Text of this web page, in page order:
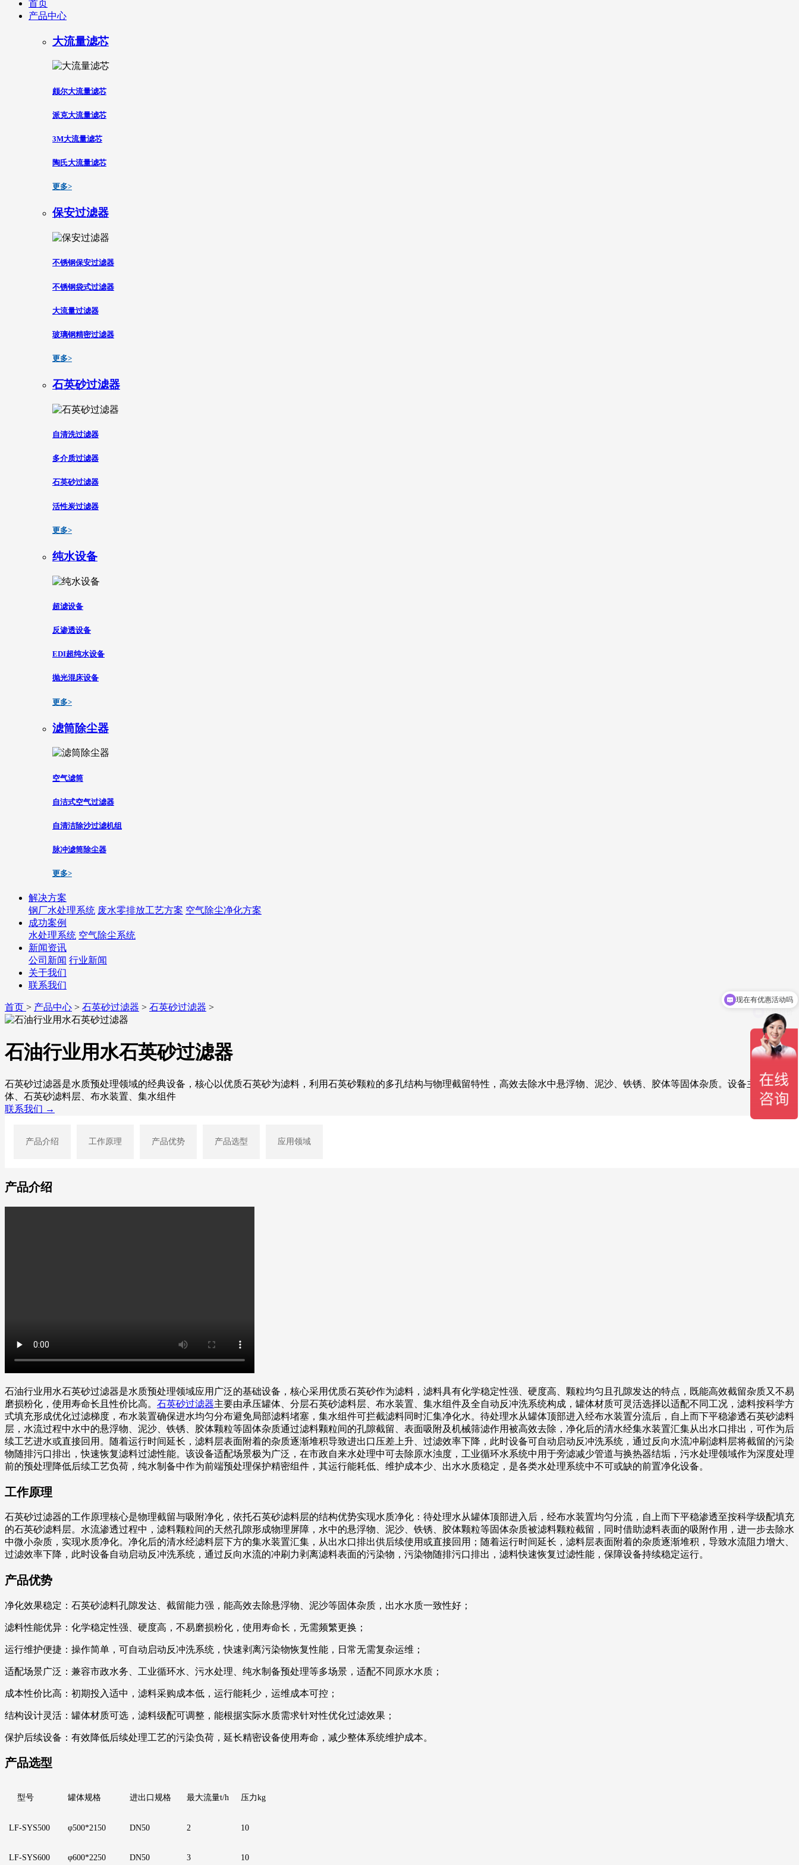
首页
产品中心
大流量滤芯
颇尔大流量滤芯
派克大流量滤芯
3M大流量滤芯
陶氏大流量滤芯
更多>
保安过滤器
不锈钢保安过滤器
不锈钢袋式过滤器
大流量过滤器
玻璃钢精密过滤器
更多>
石英砂过滤器
自清洗过滤器
多介质过滤器
石英砂过滤器
活性炭过滤器
更多>
纯水设备
超滤设备
反渗透设备
EDI超纯水设备
抛光混床设备
更多>
滤筒除尘器
空气滤筒
自洁式空气过滤器
自清洁除沙过滤机组
脉冲滤筒除尘器
更多>
解决方案
钢厂水处理系统 废水零排放工艺方案 空气除尘净化方案
成功案例
水处理系统 空气除尘系统
新闻资讯
公司新闻 行业新闻
关于我们
联系我们
首页 > 产品中心 > 石英砂过滤器 > 石英砂过滤器 >
石油行业用水石英砂过滤器
石英砂过滤器是水质预处理领域的经典设备，核心以优质石英砂为滤料，利用石英砂颗粒的多孔结构与物理截留特性，高效去除水中悬浮物、泥沙、铁锈、胶体等固体杂质。设备主要由罐
体、石英砂滤料层、布水装置、集水组件
联系我们 →
产品介绍 工作原理 产品优势 产品选型 应用领域
产品介绍
石油行业用水石英砂过滤器是水质预处理领域应用广泛的基础设备，核心采用优质石英砂作为滤料，滤料具有化学稳定性强、硬度高、颗粒均匀且孔隙发达的特点，既能高效截留杂质又不易
磨损粉化，使用寿命长且性价比高。 石英砂过滤器主要由承压罐体、分层石英砂滤料层、布水装置、集水组件及全自动反冲洗系统构成，罐体材质可灵活选择以适配不同工况，滤料按科学方
式填充形成优化过滤梯度，布水装置确保进水均匀分布避免局部滤料堵塞，集水组件可拦截滤料同时汇集净化水。待处理水从罐体顶部进入经布水装置分流后，自上而下平稳渗透石英砂滤料
层，水流过程中水中的悬浮物、泥沙、铁锈、胶体颗粒等固体杂质通过滤料颗粒间的孔隙截留、表面吸附及机械筛滤作用被高效去除，净化后的清水经集水装置汇集从出水口排出，可作为后
续工艺进水或直接回用。随着运行时间延长，滤料层表面附着的杂质逐渐堆积导致进出口压差上升、过滤效率下降，此时设备可自动启动反冲洗系统，通过反向水流冲刷滤料层将截留的污染
物随排污口排出，快速恢复滤料过滤性能。该设备适配场景极为广泛，在市政自来水处理中可去除原水浊度，工业循环水系统中用于旁滤减少管道与换热器结垢，污水处理领域作为深度处理
前的预处理降低后续工艺负荷，纯水制备中作为前端预处理保护精密组件，其运行能耗低、维护成本少、出水水质稳定，是各类水处理系统中不可或缺的前置净化设备。
工作原理
石英砂过滤器的工作原理核心是物理截留与吸附净化，依托石英砂滤料层的结构优势实现水质净化：待处理水从罐体顶部进入后，经布水装置均匀分流，自上而下平稳渗透至按科学级配填充
的石英砂滤料层。水流渗透过程中，滤料颗粒间的天然孔隙形成物理屏障，水中的悬浮物、泥沙、铁锈、胶体颗粒等固体杂质被滤料颗粒截留，同时借助滤料表面的吸附作用，进一步去除水
中微小杂质，实现水质净化。净化后的清水经滤料层下方的集水装置汇集，从出水口排出供后续使用或直接回用；随着运行时间延长，滤料层表面附着的杂质逐渐堆积，导致水流阻力增大、
过滤效率下降，此时设备自动启动反冲洗系统，通过反向水流的冲刷力剥离滤料表面的污染物，污染物随排污口排出，滤料快速恢复过滤性能，保障设备持续稳定运行。
产品优势
净化效果稳定：石英砂滤料孔隙发达、截留能力强，能高效去除悬浮物、泥沙等固体杂质，出水水质一致性好；
滤料性能优异：化学稳定性强、硬度高，不易磨损粉化，使用寿命长，无需频繁更换；
运行维护便捷：操作简单，可自动启动反冲洗系统，快速剥离污染物恢复性能，日常无需复杂运维；
适配场景广泛：兼容市政水务、工业循环水、污水处理、纯水制备预处理等多场景，适配不同原水水质；
成本性价比高：初期投入适中，滤料采购成本低，运行能耗少，运维成本可控；
结构设计灵活：罐体材质可选，滤料级配可调整，能根据实际水质需求针对性优化过滤效果；
保护后续设备：有效降低后续处理工艺的污染负荷，延长精密设备使用寿命，减少整体系统维护成本。
产品选型
型号 罐体规格 进出口规格 最大流量t/h 压力kg
LF-SYS500 φ500*2150 DN50 2 10
LF-SYS600 φ600*2250 DN50 3 10
立即报价